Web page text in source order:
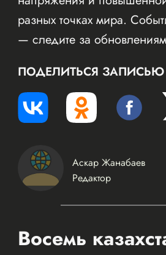
разных точках мира.
— следите за
ПОДЕЛИТЬСЯ ЗАПИСЬЮ
Аскар Жанабаев
Редактор
Восемь